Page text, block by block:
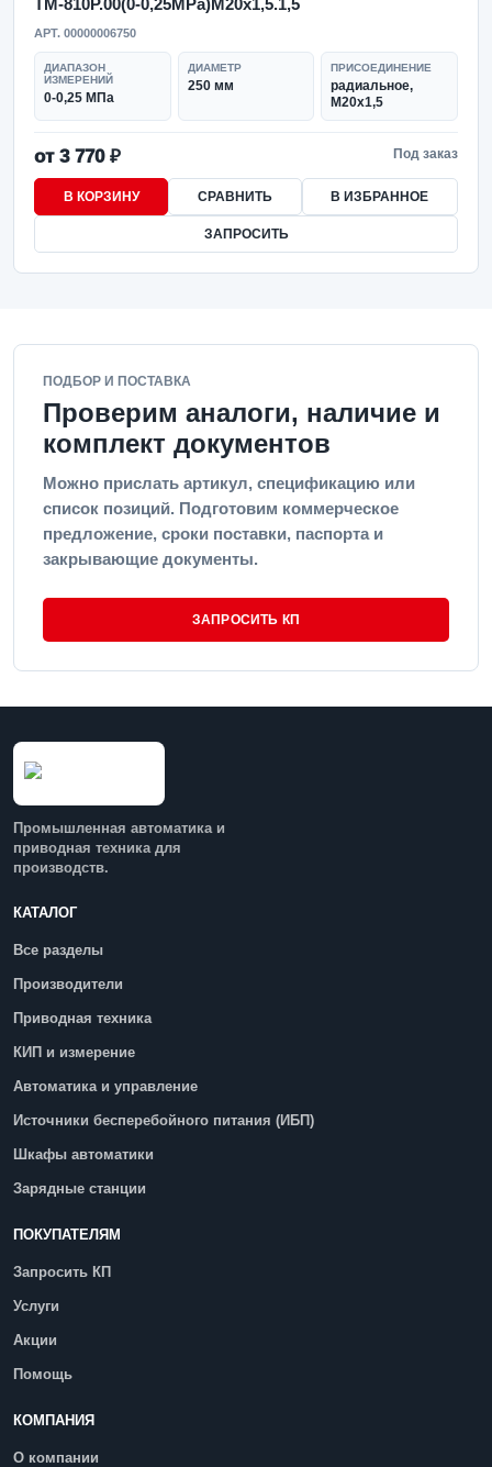
ТМ-810Р.00(0-0,25MPa)M20x1,5.1,5
АРТ. 00000006750
ДИАПАЗОН
ИЗМЕРЕНИЙ
0-0,25 МПа
ДИАМЕТР
250 мм
ПРИСОЕДИНЕНИЕ
радиальное,
M20x1,5
от 3 770 ₽ Под заказ
В КОРЗИНУ СРАВНИТЬ В ИЗБРАННОЕ
ЗАПРОСИТЬ
ПОДБОР И ПОСТАВКА
Проверим аналоги, наличие и
комплект документов
Можно прислать артикул, спецификацию или
список позиций. Подготовим коммерческое
предложение, сроки поставки, паспорта и
закрывающие документы.
ЗАПРОСИТЬ КП
Промышленная автоматика и
приводная техника для
производств.
КАТАЛОГ
Все разделы
Производители
Приводная техника
КИП и измерение
Автоматика и управление
Источники бесперебойного питания (ИБП)
Шкафы автоматики
Зарядные станции
ПОКУПАТЕЛЯМ
Запросить КП
Услуги
Акции
Помощь
КОМПАНИЯ
О компании